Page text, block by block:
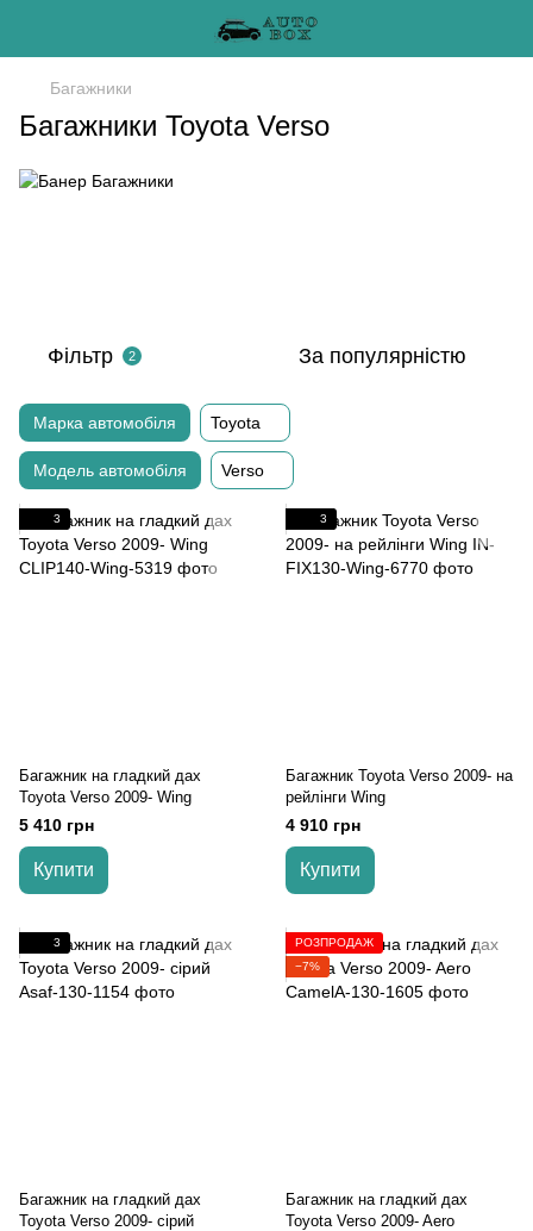
Багажники
Багажники Toyota Verso
Фільтр 2 За популярністю
Марка автомобіля Toyota
Модель автомобіля Verso
3
Багажник на гладкий дах
Toyota Verso 2009- Wing
5 410 грн
Купити
3
Багажник Toyota Verso 2009- на
рейлінги Wing
4 910 грн
Купити
3
Багажник на гладкий дах
Toyota Verso 2009- сірий
РОЗПРОДАЖ
−7%
Багажник на гладкий дах
Toyota Verso 2009- Aero